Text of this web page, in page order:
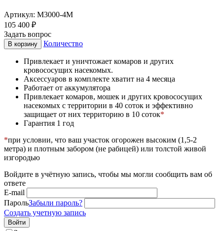
Артикул: M3000-4M
105 400 ₽
Задать вопрос
В корзину Количество
Привлекает и уничтожает комаров и других
кровососущих насекомых.
Аксессуаров в комплекте хватит на 4 месяца
Работает от аккумулятора
Привлекает комаров, мошек и других кровососущих
насекомых с территории в 40 соток и эффективно
защищает от них территорию в 10 соток*
Гарантия 1 год
*при условии, что ваш участок огорожен высоким (1,5-2
метра) и плотным забором (не рабицей) или толстой живой
изгородью
Войдите в учётную запись, чтобы мы могли сообщить вам об
ответе
E-mail
ПарольЗабыли пароль?
Создать учетную запись
Войти